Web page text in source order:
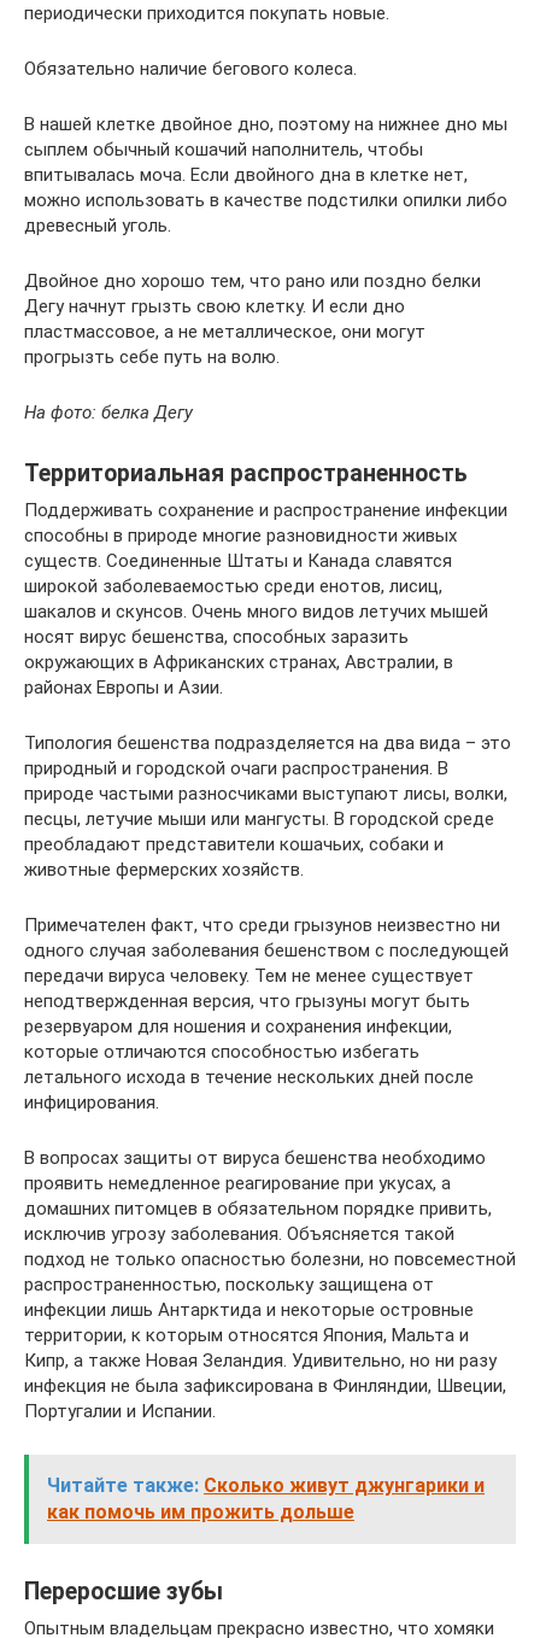
периодически приходится покупать новые.
Обязательно наличие бегового колеса.
В нашей клетке двойное дно, поэтому на нижнее дно мы
сыплем обычный кошачий наполнитель, чтобы
впитывалась моча. Если двойного дна в клетке нет,
можно использовать в качестве подстилки опилки либо
древесный уголь.
Двойное дно хорошо тем, что рано или поздно белки
Дегу начнут грызть свою клетку. И если дно
пластмассовое, а не металлическое, они могут
прогрызть себе путь на волю.
На фото: белка Дегу
Территориальная распространенность
Поддерживать сохранение и распространение инфекции
способны в природе многие разновидности живых
существ. Соединенные Штаты и Канада славятся
широкой заболеваемостью среди енотов, лисиц,
шакалов и скунсов. Очень много видов летучих мышей
носят вирус бешенства, способных заразить
окружающих в Африканских странах, Австралии, в
районах Европы и Азии.
Типология бешенства подразделяется на два вида – это
природный и городской очаги распространения. В
природе частыми разносчиками выступают лисы, волки,
песцы, летучие мыши или мангусты. В городской среде
преобладают представители кошачьих, собаки и
животные фермерских хозяйств.
Примечателен факт, что среди грызунов неизвестно ни
одного случая заболевания бешенством с последующей
передачи вируса человеку. Тем не менее существует
неподтвержденная версия, что грызуны могут быть
резервуаром для ношения и сохранения инфекции,
которые отличаются способностью избегать
летального исхода в течение нескольких дней после
инфицирования.
В вопросах защиты от вируса бешенства необходимо
проявить немедленное реагирование при укусах, а
домашних питомцев в обязательном порядке привить,
исключив угрозу заболевания. Объясняется такой
подход не только опасностью болезни, но повсеместной
распространенностью, поскольку защищена от
инфекции лишь Антарктида и некоторые островные
территории, к которым относятся Япония, Мальта и
Кипр, а также Новая Зеландия. Удивительно, но ни разу
инфекция не была зафиксирована в Финляндии, Швеции,
Португалии и Испании.
Читайте также: Cколько живут джунгарики и
как помочь им прожить дольше
Переросшие зубы
Опытным владельцам прекрасно известно, что хомяки